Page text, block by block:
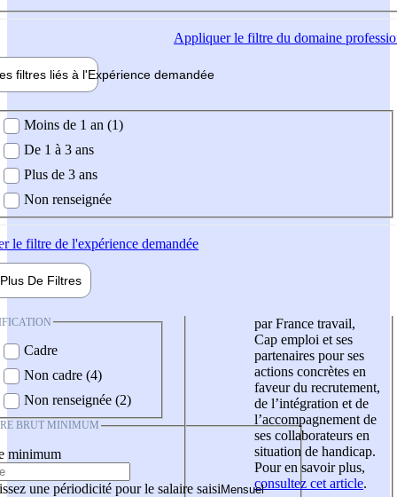
Appliquerle filtre du domaine
filtres liés à l'Expérience demandée
demandée
Moins de 1 an (1)
De 1 à 3 ans
Plus de 3 ans
Non renseignée
le filtre de l'expérience demandée
Plus De Filtres
Cadre
Non cadre (4)
Non renseignée (2)
BRUT MINIMUM
minimum
une périodicité pour le salaire saisi
par France travail,
Cap emploi et ses
partenaires pour ses
actions concrètes en
faveur du recrutement,
de l’intégration et de
l’accompagnement de
ses collaborateurs en
situation de handicap.
Pour en savoir plus,
consultez cet article.